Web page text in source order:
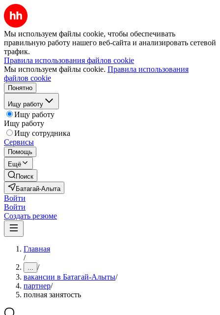
Мы используем файлы cookie, чтобы обеспечивать
правильную работу нашего веб-сайта и анализировать сетевой
трафик.
Правила использования файлов cookie
Мы используем файлы cookie. Правила использования
файлов cookie
Понятно
Ищу работу
Ищу работу
Ищу работу
Ищу сотрудника
Сервисы
Помощь
Ещё
Поиск
Батагай-Алыта
Войти
Войти
Создать резюме
Главная
/
... /
вакансии в Батагай-Алыты/
партнер/
полная занятость